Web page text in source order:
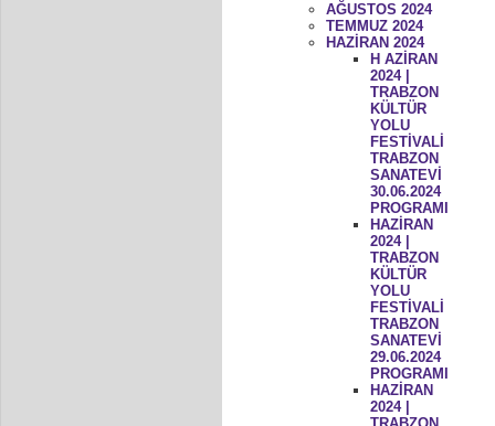
AĞUSTOS 2024
TEMMUZ 2024
HAZİRAN 2024
H AZİRAN
2024 |
TRABZON
KÜLTÜR
YOLU
FESTİVALİ
TRABZON
SANATEVİ
30.06.2024
PROGRAMI
HAZİRAN
2024 |
TRABZON
KÜLTÜR
YOLU
FESTİVALİ
TRABZON
SANATEVİ
29.06.2024
PROGRAMI
HAZİRAN
2024 |